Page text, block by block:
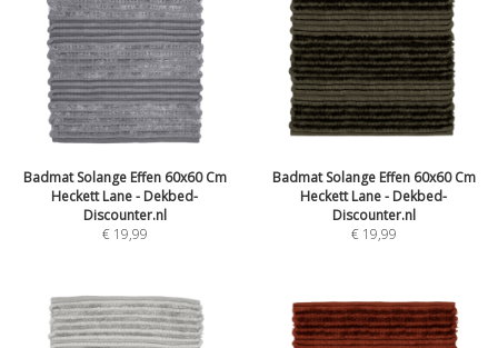
Badmat Solange Effen 60x60 Cm
Heckett Lane - Dekbed-
Discounter.nl
€ 19,99
Badmat Solange Effen 60x60 Cm
Heckett Lane - Dekbed-
Discounter.nl
€ 19,99